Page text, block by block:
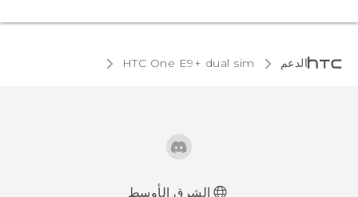
الدعم HTC One E9+ dual sim‎
الشرق الأوسط